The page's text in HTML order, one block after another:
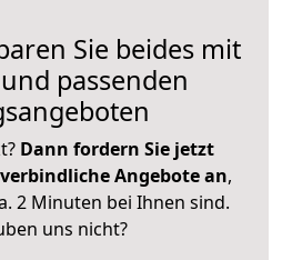
Sie beides mit
passenden
Dann fordern Sie jetzt
Angebote an,
2 Minuten bei Ihnen sind.
uns nicht?